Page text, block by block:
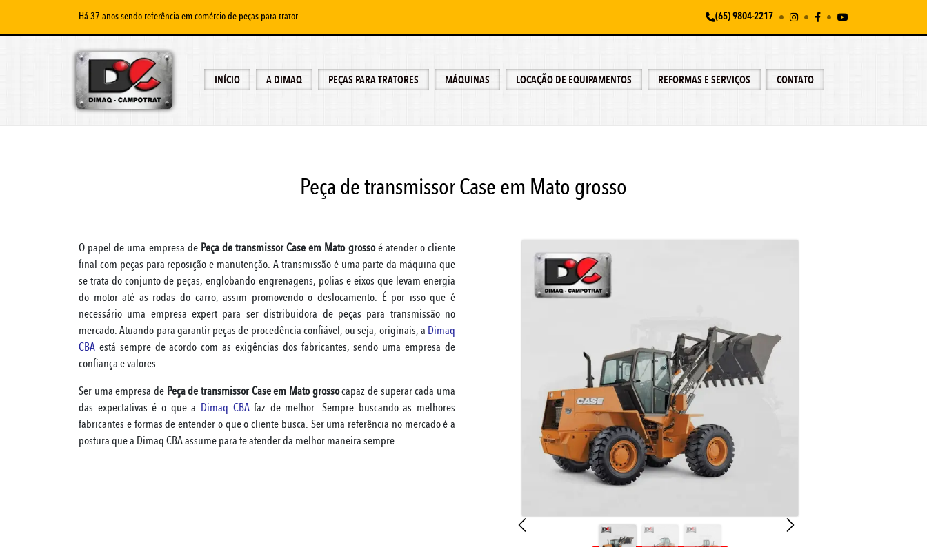
Há 37 anos sendo referência em comércio de peças para trator (65) 9804-2217
INÍCIO A DIMAQ PEÇAS PARA TRATORES MÁQUINAS LOCAÇÃO DE EQUIPAMENTOS REFORMAS E SERVIÇOS CONTATO
Peça de transmissor Case em Mato grosso
O papel de uma empresa de Peça de transmissor Case em Mato grossoé atender o cliente
final com peças para reposição e manutenção. A transmissão é uma parte da máquina que
se trata do conjunto de peças, englobando engrenagens, polias e eixos que levam energia
do motor até as rodas do carro, assim promovendo o deslocamento. É por isso que é
necessário uma empresa expert para ser distribuidora de peças para transmissão no
mercado. Atuando para garantir peças de procedência confiável, ou seja, originais, a Dimaq
CBA está sempre de acordo com as exigências dos fabricantes, sendo uma empresa de
confiança e valores.
Ser uma empresa de Peça de transmissor Case em Mato grossocapaz de superar cada uma
das expectativas é o que a Dimaq CBAfaz de melhor. Sempre buscando as melhores
fabricantes e formas de entender o que o cliente busca. Ser uma referência no mercado é a
postura que a Dimaq CBA assume para te atender da melhor maneira sempre.